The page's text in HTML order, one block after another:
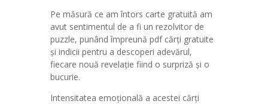
Pe măsură ce am întors carte gratuită am
avut sentimentul de a fi un rezolvitor de
puzzle, punând împreună pdf cărți gratuite
și indicii pentru a descoperi adevărul,
fiecare nouă revelație fiind o surpriză și o
bucurie.
Intensitatea emoțională a acestei cărți